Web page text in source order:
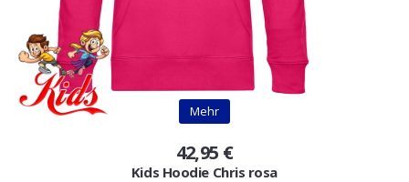
Mehr
42,95 €
Kids Hoodie Chris rosa